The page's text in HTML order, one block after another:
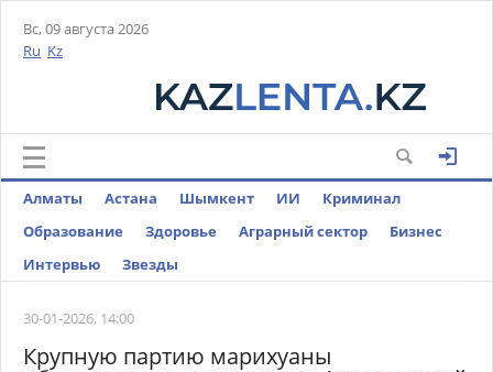
Вс, 09 августа 2026
Ru Kz
Алматы Астана Шымкент ИИ
Криминал
Образование
Здоровье Аграрный сектор
Бизнес
Интервью
Звезды
30-01-2026, 14:00
Крупную партию марихуаны